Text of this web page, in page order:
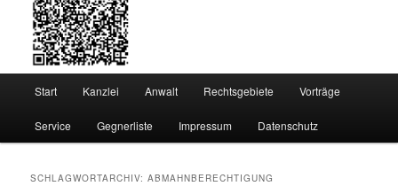
Start Kanzlei Anwalt Rechtsgebiete Vorträge
Service Gegnerliste Impressum Datenschutz
SCHLAGWORTARCHIV:ABMAHNBERECHTIGUNG